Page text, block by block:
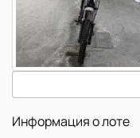
Информация о лоте